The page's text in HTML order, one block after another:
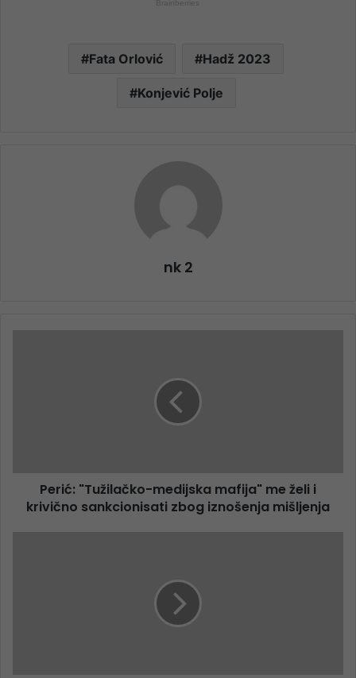
Fata Orlović Hadž 2023
Konjević Polje
nk 2
Perić: "Tužilačko-medijska mafija" me želi i
krivično sankcionisati zbog iznošenja mišljenja